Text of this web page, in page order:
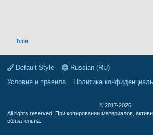
Теги
Default Style
Russian (RU)
Условия и правила
Политика
© 2017-2026
All rights reserved. При копировании материалов,
обязательна.